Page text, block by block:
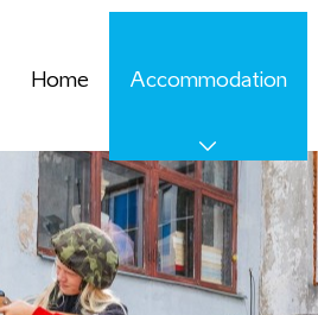
Home Accommodation